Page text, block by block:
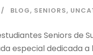
BLOG, SENIORS,
Seniors de
especial dedicada a